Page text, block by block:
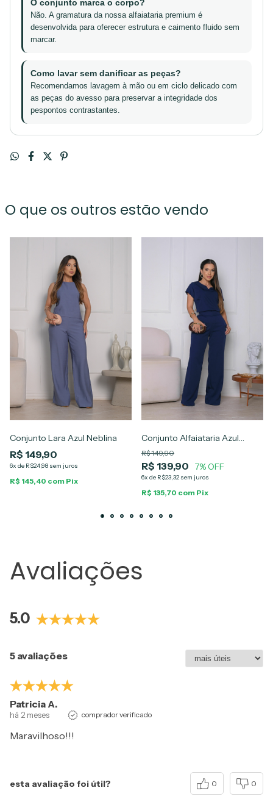
O conjunto marca o corpo?
Não. A gramatura da nossa alfaiataria premium é
desenvolvida para oferecer estrutura e caimento fluido sem
marcar.
Como lavar sem danificar as peças?
Recomendamos lavagem à mão ou em ciclo delicado com
as peças do avesso para preservar a integridade dos
pespontos contrastantes.
O que os outros estão vendo
Conjunto Lara Azul Neblina
R$ 149,90
6x de R$24,98 sem juros
R$ 145,40 com Pix
Conjunto Alfaiataria Azul
Marinho Alana
R$ 149,90
R$ 139,90 7% OFF
6x de R$23,32 sem juros
R$ 135,70 com Pix
Avaliações
5.0
5 avaliações
Patricia A.
há 2 meses comprador verificado
Maravilhoso!!!
esta avaliação foi útil? 0 0